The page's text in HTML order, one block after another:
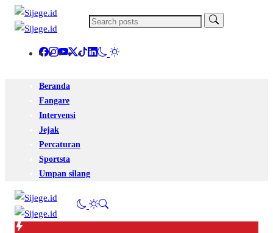
Beranda
Fangare
Intervensi
Jejak
Percaturan
Sportsta
Umpan silang